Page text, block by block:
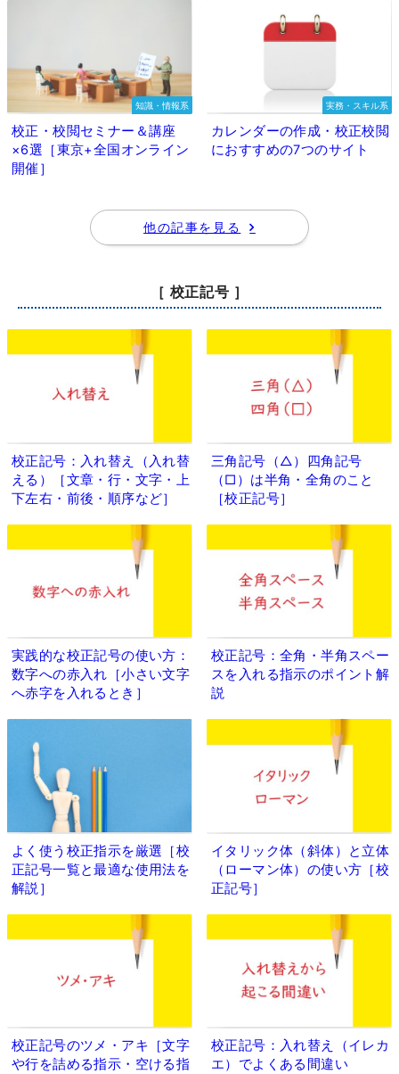
知識・情報系
校正・校閲セミナー＆講座
×6選［東京+全国オンライン
開催］
実務・スキル系
カレンダーの作成・校正校閲
におすすめの7つのサイト
他の記事を見る
［ 校正記号 ］
校正記号：入れ替え（入れ替
える）［文章・行・文字・上
下左右・前後・順序など］
三角記号（△）四角記号
（□）は半角・全角のこと
［校正記号］
実践的な校正記号の使い方：
数字への赤入れ［小さい文字
へ赤字を入れるとき］
校正記号：全角・半角スペー
スを入れる指示のポイント解
説
よく使う校正指示を厳選［校
正記号一覧と最適な使用法を
解説］
イタリック体（斜体）と立体
（ローマン体）の使い方［校
正記号］
校正記号のツメ・アキ［文字
や行を詰める指示・空ける指
校正記号：入れ替え（イレカ
エ）でよくある間違い